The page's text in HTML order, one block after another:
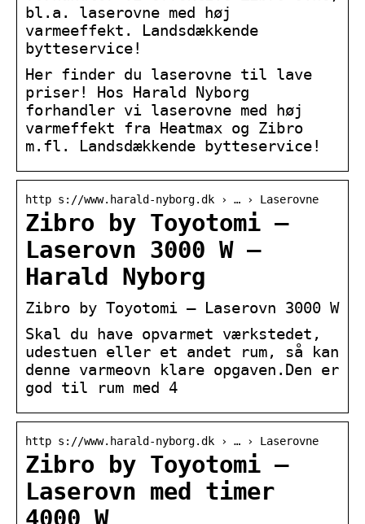
bl.a. laserovne med høj
varmeeffekt. Landsdækkende
bytteservice!
Her finder du laserovne til lave
priser! Hos Harald Nyborg
forhandler vi laserovne med høj
varmeffekt fra Heatmax og Zibro
m.fl. Landsdækkende bytteservice!
http s://www.harald-nyborg.dk › … › Laserovne
Zibro by Toyotomi –
Laserovn 3000 W –
Harald Nyborg
Zibro by Toyotomi – Laserovn 3000 W
Skal du have opvarmet værkstedet,
udestuen eller et andet rum, så kan
denne varmeovn klare opgaven.Den er
god til rum med 4
http s://www.harald-nyborg.dk › … › Laserovne
Zibro by Toyotomi –
Laserovn med timer
4000 W